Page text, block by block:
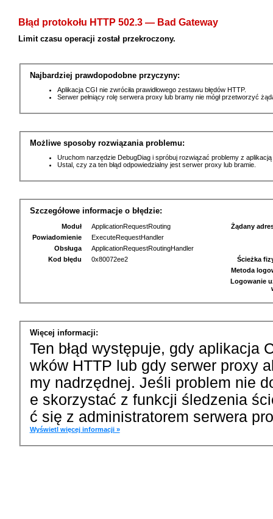
Błąd protokołu HTTP 502.3 — Bad Gateway
Limit czasu operacji został przekroczony.
Najbardziej prawdopodobne przyczyny:
Aplikacja CGI nie zwróciła prawidłowego zestawu błędów HTTP.
Serwer pełniący rolę serwera proxy lub bramy nie mógł przetworzyć
Możliwe sposoby rozwiązania problemu:
Uruchom narzędzie DebugDiag i spróbuj rozwiązać problemy z
Ustal, czy za ten błąd odpowiedzialny jest serwer proxy lub bramie.
Szczegółowe informacje o błędzie:
Moduł
ApplicationRequestRouting
Powiadomienie
ExecuteRequestHandler
Obsługa
ApplicationRequestRoutingHandler
Kod błędu
0x80072ee2
Żądany
Ścieżka
Metoda
Logowanie
Więcej informacji:
Ten błąd występuje, gdy aplikacja
wków HTTP lub gdy serwer proxy
my nadrzędnej. Jeśli problem nie
e skorzystać z funkcji śledzenia
ć się z administratorem serwera
Wyświetl więcej informacji »